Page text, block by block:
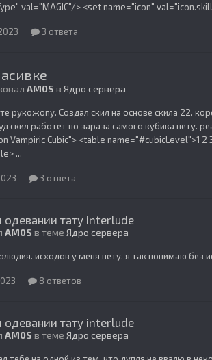
val="MAGIC"/> <set name="icon"
3 ответа
AM0S в Ядро сервера
рукожопу. Создал скил на основе скила 22.
скил работет но зараза самого кубика нету.
Vampiric Cubic"> <table name="#cubicLevel">1
...
3 ответа
одевании тату interlude
AM0S в теме Ядро сервера
исходов у меня нету. я так понимаю без
8 ответов
одевании тату interlude
AM0S в теме Ядро сервера